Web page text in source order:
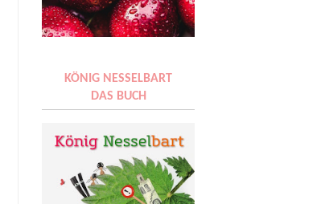
KÖNIG NESSELBART
DAS BUCH